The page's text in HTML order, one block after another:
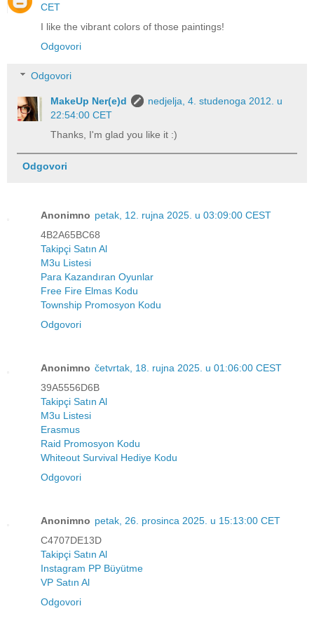
CET
I like the vibrant colors of those paintings!
Odgovori
Odgovori
MakeUp Ner(e)d
nedjelja, 4. studenoga 2012. u
22:54:00 CET
Thanks, I'm glad you like it :)
Odgovori
Anonimno petak, 12. rujna 2025. u 03:09:00 CEST
4B2A65BC68
Takipçi Satın Al
M3u Listesi
Para Kazandıran Oyunlar
Free Fire Elmas Kodu
Township Promosyon Kodu
Odgovori
Anonimno četvrtak, 18. rujna 2025. u 01:06:00 CEST
39A5556D6B
Takipçi Satın Al
M3u Listesi
Erasmus
Raid Promosyon Kodu
Whiteout Survival Hediye Kodu
Odgovori
Anonimno petak, 26. prosinca 2025. u 15:13:00 CET
C4707DE13D
Takipçi Satın Al
Instagram PP Büyütme
VP Satın Al
Odgovori